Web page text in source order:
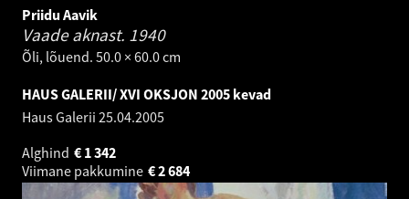
Priidu Aavik
Vaade aknast. 1940
Õli, lõuend. 50.0 × 60.0 cm
HAUS GALERII/ XVI OKSJON 2005 kevad
Haus Galerii 25.04.2005
Alghind
1 342
€
Viimane pakkumine
2 684
€